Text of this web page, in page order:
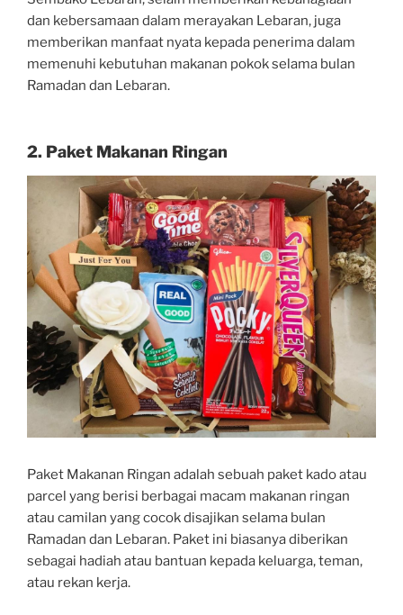
dan kebersamaan dalam merayakan Lebaran, juga
memberikan manfaat nyata kepada penerima dalam
memenuhi kebutuhan makanan pokok selama bulan
Ramadan dan Lebaran.
2. Paket Makanan Ringan
Paket Makanan Ringan adalah sebuah paket kado atau
parcel yang berisi berbagai macam makanan ringan
atau camilan yang cocok disajikan selama bulan
Ramadan dan Lebaran. Paket ini biasanya diberikan
sebagai hadiah atau bantuan kepada keluarga, teman,
atau rekan kerja.